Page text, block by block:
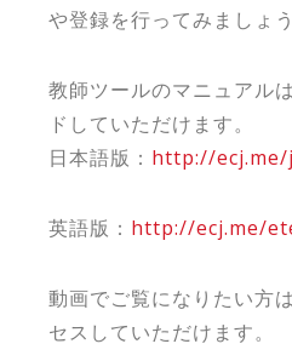
や登録を行ってみましょう
教師ツールのマニュアル
ドしていただけます。
日本語版： http://ecj.me/
英語版： http://ecj.me/
動画でご覧になりたい方
セスしていただけます。